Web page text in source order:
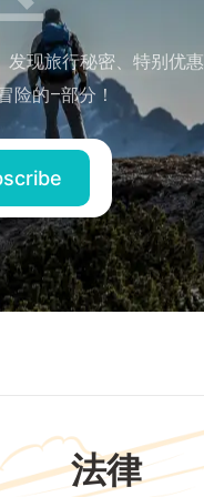
现旅行秘密、特别优惠
险的–部分！
法律